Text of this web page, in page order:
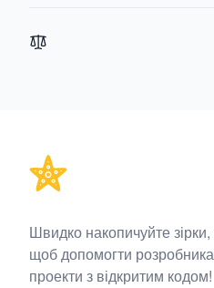
Швидко накопичуйте
щоб допомогти
проекти з відкритим кодом!